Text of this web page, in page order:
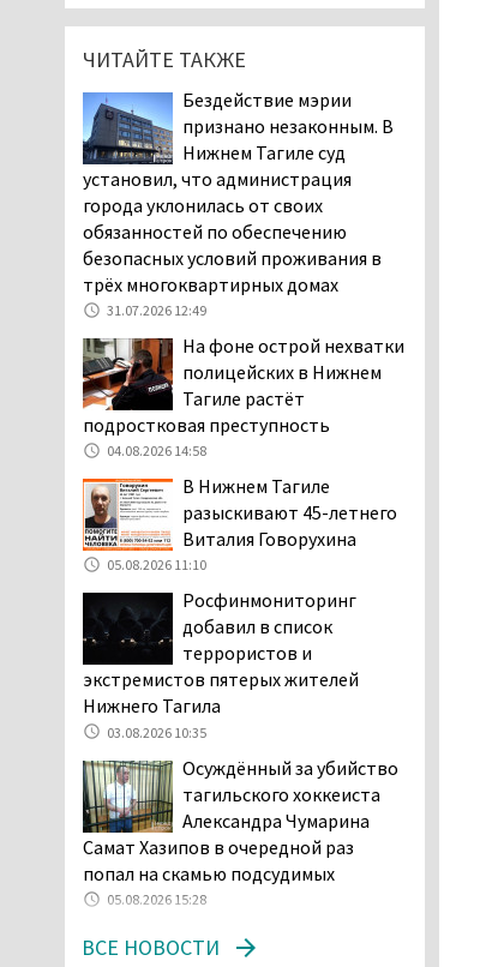
короткометражного кино
05.08.2026 13:20
главной звезды Дня
города в Нижнем Тагиле
05.08.2026 11:26
В Нижнем Тагиле
разыскивают 45-летнего
Виталия Говорухина
05.08.2026 11:10
Во втором квартале
текущего года
мошенники украли у
клиентов российских банков 7,4 млрд
рублей
05.08.2026 10:58
Жителей центра Нижнего
Тагила напугала система
оповещения о
заложенной бомбе
«Выезжать на круговое
движение здесь очень
опасно: машин, которые
надо пропускать, почти не видно».
Тагильчане пожаловались на плохой
на перекрёстке улиц Серова и
Первомайской
04.08.2026 16:53
Отлавливать собак в
Нижнем Тагиле будут
04.08.2026 15:26
ЧИТАЙТЕ ТАКЖЕ
Бездействие мэрии
признано незаконным. В
Нижнем Тагиле суд
установил, что администрация
города уклонилась от своих
обязанностей по обеспечению
безопасных условий проживания в
трёх многоквартирных домах
31.07.2026 12:49
На фоне острой нехватки
полицейских в Нижнем
Тагиле растёт
подростковая преступность
04.08.2026 14:58
В Нижнем Тагиле
разыскивают 45-летнего
Виталия Говорухина
05.08.2026 11:10
Росфинмониторинг
добавил в список
террористов и
экстремистов пятерых жителей
Нижнего Тагила
03.08.2026 10:35
Осуждённый за убийство
тагильского хоккеиста
Александра Чумарина
Самат Хазипов в очередной раз
попал на скамью подсудимых
05.08.2026 15:28
ВСЕ НОВОСТИ